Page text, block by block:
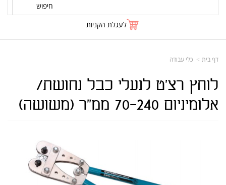
חיפוש
לעגלת הקניות
דף בית כלי עבודה
לוחץ רצ'ט לנעלי כבל נחושת/
אלומיניום 70-240 ממ"ר (משושה)